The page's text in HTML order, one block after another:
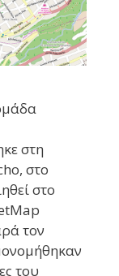
στη
στο
στο
τον
του